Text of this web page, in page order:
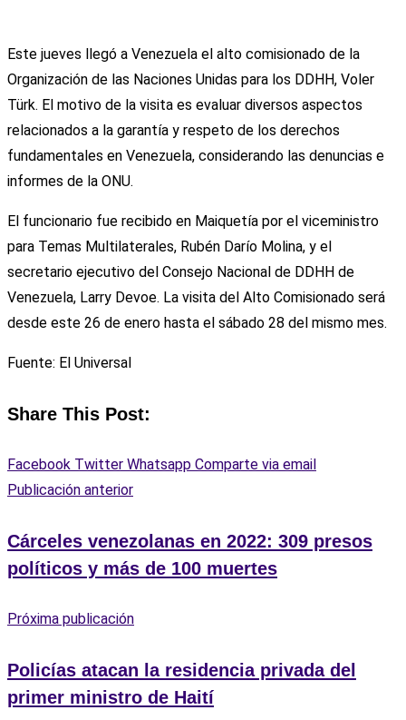
Este jueves llegó a Venezuela el alto comisionado de la
Organización de las Naciones Unidas para los DDHH, Voler
Türk. El motivo de la visita es evaluar diversos aspectos
relacionados a la garantía y respeto de los derechos
fundamentales en Venezuela, considerando las denuncias e
informes de la ONU.
El funcionario fue recibido en Maiquetía por el viceministro
para Temas Multilaterales, Rubén Darío Molina, y el
secretario ejecutivo del Consejo Nacional de DDHH de
Venezuela, Larry Devoe. La visita del Alto Comisionado será
desde este 26 de enero hasta el sábado 28 del mismo mes.
Fuente: El Universal
Share This Post:
Facebook Twitter Whatsapp Comparte via email
Publicación anterior
Cárceles venezolanas en 2022: 309 presos
políticos y más de 100 muertes
Próxima publicación
Policías atacan la residencia privada del
primer ministro de Haití